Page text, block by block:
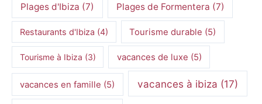
Plages d'Ibiza (7) Plages de Formentera (7)
Restaurants d'Ibiza (4) Tourisme durable (5)
Tourisme à Ibiza (3) vacances de luxe (5)
vacances en famille (5) vacances à ibiza (17)